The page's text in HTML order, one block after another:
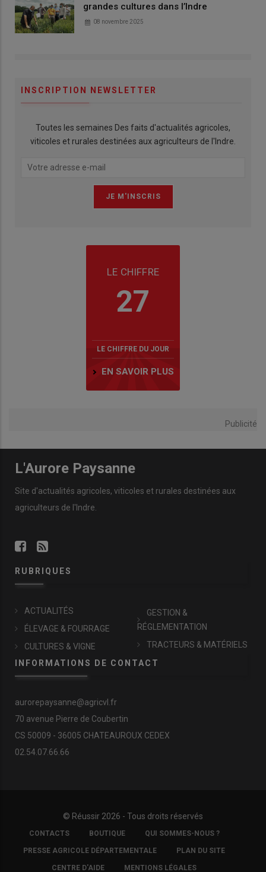
grandes cultures dans l’Indre
08 novembre 2025
INSCRIPTION NEWSLETTER
Toutes les semaines Des faits d'actualités agricoles,
viticoles et rurales destinées aux agriculteurs de l'Indre.
LE CHIFFRE
27
LE CHIFFRE DU JOUR
EN SAVOIR PLUS
Publicité
L'Aurore Paysanne
Site d'actualités agricoles, viticoles et rurales destinées aux
agriculteurs de l'Indre.
RUBRIQUES
ACTUALITÉS
ÉLEVAGE & FOURRAGE
CULTURES & VIGNE
GESTION &
RÉGLEMENTATION
TRACTEURS & MATÉRIELS
INFORMATIONS DE CONTACT
aurorepaysanne@agricvl.fr
70 avenue Pierre de Coubertin
CS 50009 - 36005 CHATEAUROUX CEDEX
02.54.07.66.66
© Réussir 2026 - Tous droits réservés
FOOTER
COPYRIGHT
CONTACTS BOUTIQUE QUI SOMMES-NOUS ?
PRESSE AGRICOLE DÉPARTEMENTALE PLAN DU SITE
CENTRE D'AIDE MENTIONS LÉGALES